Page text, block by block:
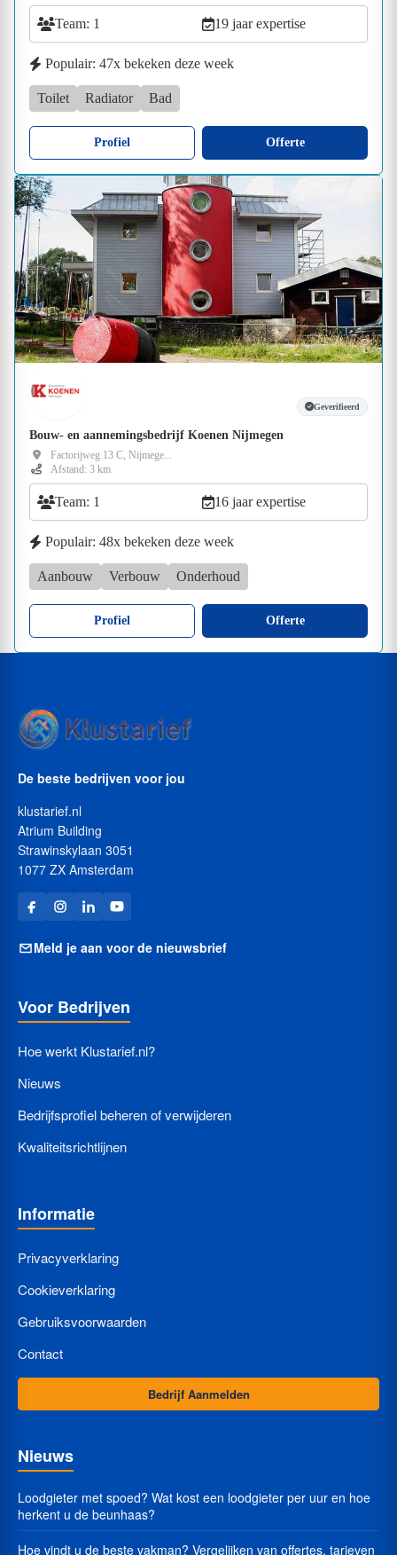
Team: 1 19 jaar expertise
Populair: 47x bekeken deze week
Toilet Radiator Bad
Profiel Offerte
Geverifieerd
Bouw- en aannemingsbedrijf Koenen Nijmegen
Factorijweg 13 C, Nijmege...
Afstand: 3 km
Team: 1 16 jaar expertise
Populair: 48x bekeken deze week
Aanbouw Verbouw Onderhoud
Profiel Offerte
De beste bedrijven voor jou
klustarief.nl
Atrium Building
Strawinskylaan 3051
1077 ZX Amsterdam
Meld je aan voor de nieuwsbrief
Voor Bedrijven
Hoe werkt Klustarief.nl?
Nieuws
Bedrijfsprofiel beheren of verwijderen
Kwaliteitsrichtlijnen
Informatie
Privacyverklaring
Cookieverklaring
Gebruiksvoorwaarden
Contact
Bedrijf Aanmelden
Nieuws
Loodgieter met spoed? Wat kost een loodgieter per uur en hoe
herkent u de beunhaas?
Hoe vindt u de beste vakman? Vergelijken van offertes, tarieven